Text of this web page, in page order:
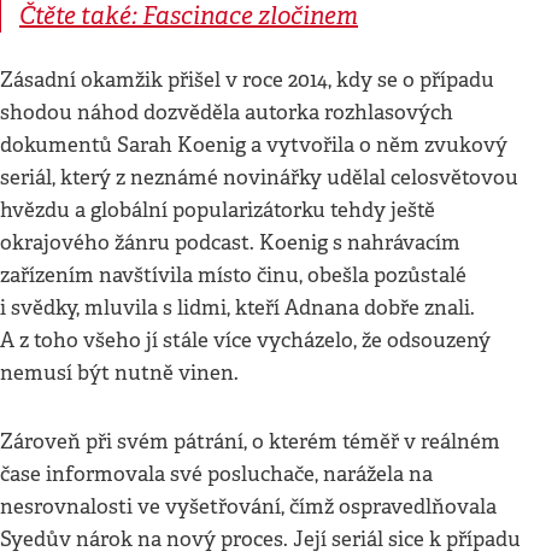
Čtěte také: Fascinace zločinem
Zásadní okamžik přišel v roce 2014, kdy se o případu
shodou náhod dozvěděla autorka rozhlasových
dokumentů Sarah Koenig a vytvořila o něm zvukový
seriál, který z neznámé novinářky udělal celosvětovou
hvězdu a globální popularizátorku tehdy ještě
okrajového žánru podcast. Koenig s nahrávacím
zařízením navštívila místo činu, obešla pozůstalé
i svědky, mluvila s lidmi, kteří Adnana dobře znali.
A z toho všeho jí stále více vycházelo, že odsouzený
nemusí být nutně vinen.
Zároveň při svém pátrání, o kterém téměř v reálném
čase informovala své posluchače, narážela na
nesrovnalosti ve vyšetřování, čímž ospravedlňovala
Syedův nárok na nový proces. Její seriál sice k případu